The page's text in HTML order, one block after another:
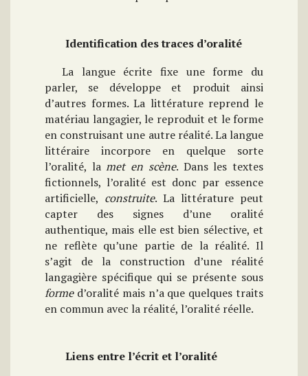
Identification des traces d’oralité
La langue écrite fixe une forme du
parler, se développe et produit ainsi
d’autres formes. La littérature reprend le
matériau langagier, le reproduit et le forme
en construisant une autre réalité. La langue
littéraire incorpore en quelque sorte
l’oralité, lamet en scène. Dans les textes
fictionnels, l’oralité est donc par essence
artificielle, construite. La littérature peut
capter des signes d’une oralité
authentique, mais elle est bien sélective, et
ne reflète qu’une partie de la réalité. Il
s’agit de la construction d’une réalité
langagière spécifique qui se présente sous
forme d’oralité mais n’a que quelques traits
en commun avec la réalité, l’oralité réelle.
Liens entre l’écrit et l’oralité